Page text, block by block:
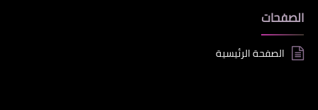
الصفحات
الصفحة الرئيسية